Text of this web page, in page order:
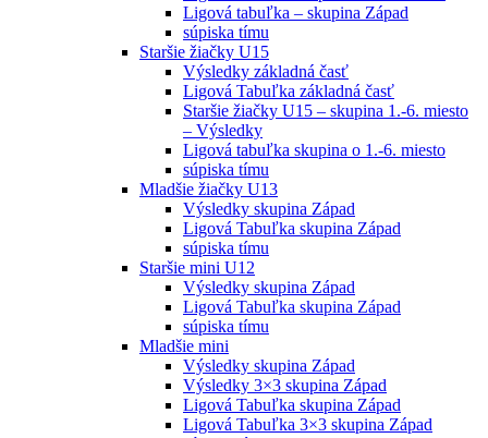
Ligová tabuľka – skupina Západ
súpiska tímu
Staršie žiačky U15
Výsledky základná časť
Ligová Tabuľka základná časť
Staršie žiačky U15 – skupina 1.-6. miesto
– Výsledky
Ligová tabuľka skupina o 1.-6. miesto
súpiska tímu
Mladšie žiačky U13
Výsledky skupina Západ
Ligová Tabuľka skupina Západ
súpiska tímu
Staršie mini U12
Výsledky skupina Západ
Ligová Tabuľka skupina Západ
súpiska tímu
Mladšie mini
Výsledky skupina Západ
Výsledky 3×3 skupina Západ
Ligová Tabuľka skupina Západ
Ligová Tabuľka 3×3 skupina Západ